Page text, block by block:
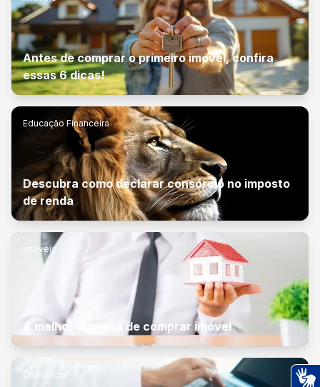
Antes de comprar o primeiro imóvel, confira
essas 6 dicas!
Educação Financeira
Descubra como declarar consórcio no imposto
de renda
Imóveis
A melhor maneira de comprar imóvel
Consórcio